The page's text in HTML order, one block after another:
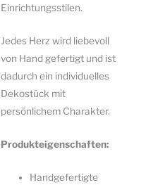
Einrichtungsstilen.
Jedes Herz wird liebevoll
von Hand gefertigt und ist
dadurch ein individuelles
Dekostück mit
persönlichem Charakter.
Produkteigenschaften:
Handgefertigte